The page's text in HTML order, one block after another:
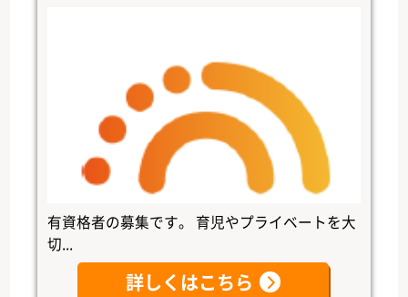
有資格者の募集です。 育児やプライベートを大
切...
詳しくはこちら